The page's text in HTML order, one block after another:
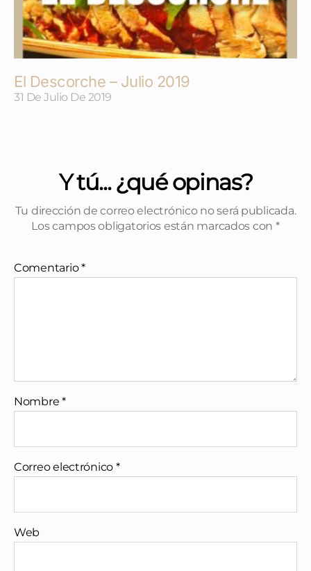
El Descorche – Julio 2019
31 De Julio De 2019
Y tú... ¿qué opinas?
Tu dirección de correo electrónico no será publicada.
Los campos obligatorios están marcados con *
Comentario*
Nombre*
Correo electrónico *
Web